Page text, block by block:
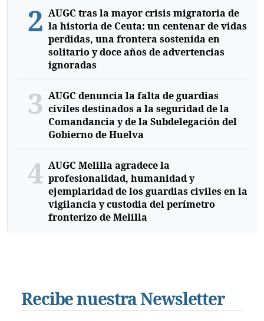
2 AUGC tras la mayor crisis migratoria de
la historia de Ceuta: un centenar de vidas
perdidas, una frontera sostenida en
solitario y doce años de advertencias
ignoradas
3 AUGC denuncia la falta de guardias
civiles destinados a la seguridad de la
Comandancia y de la Subdelegación del
Gobierno de Huelva
4 AUGC Melilla agradece la
profesionalidad, humanidad y
ejemplaridad de los guardias civiles en la
vigilancia y custodia del perímetro
fronterizo de Melilla
Recibe nuestra Newsletter